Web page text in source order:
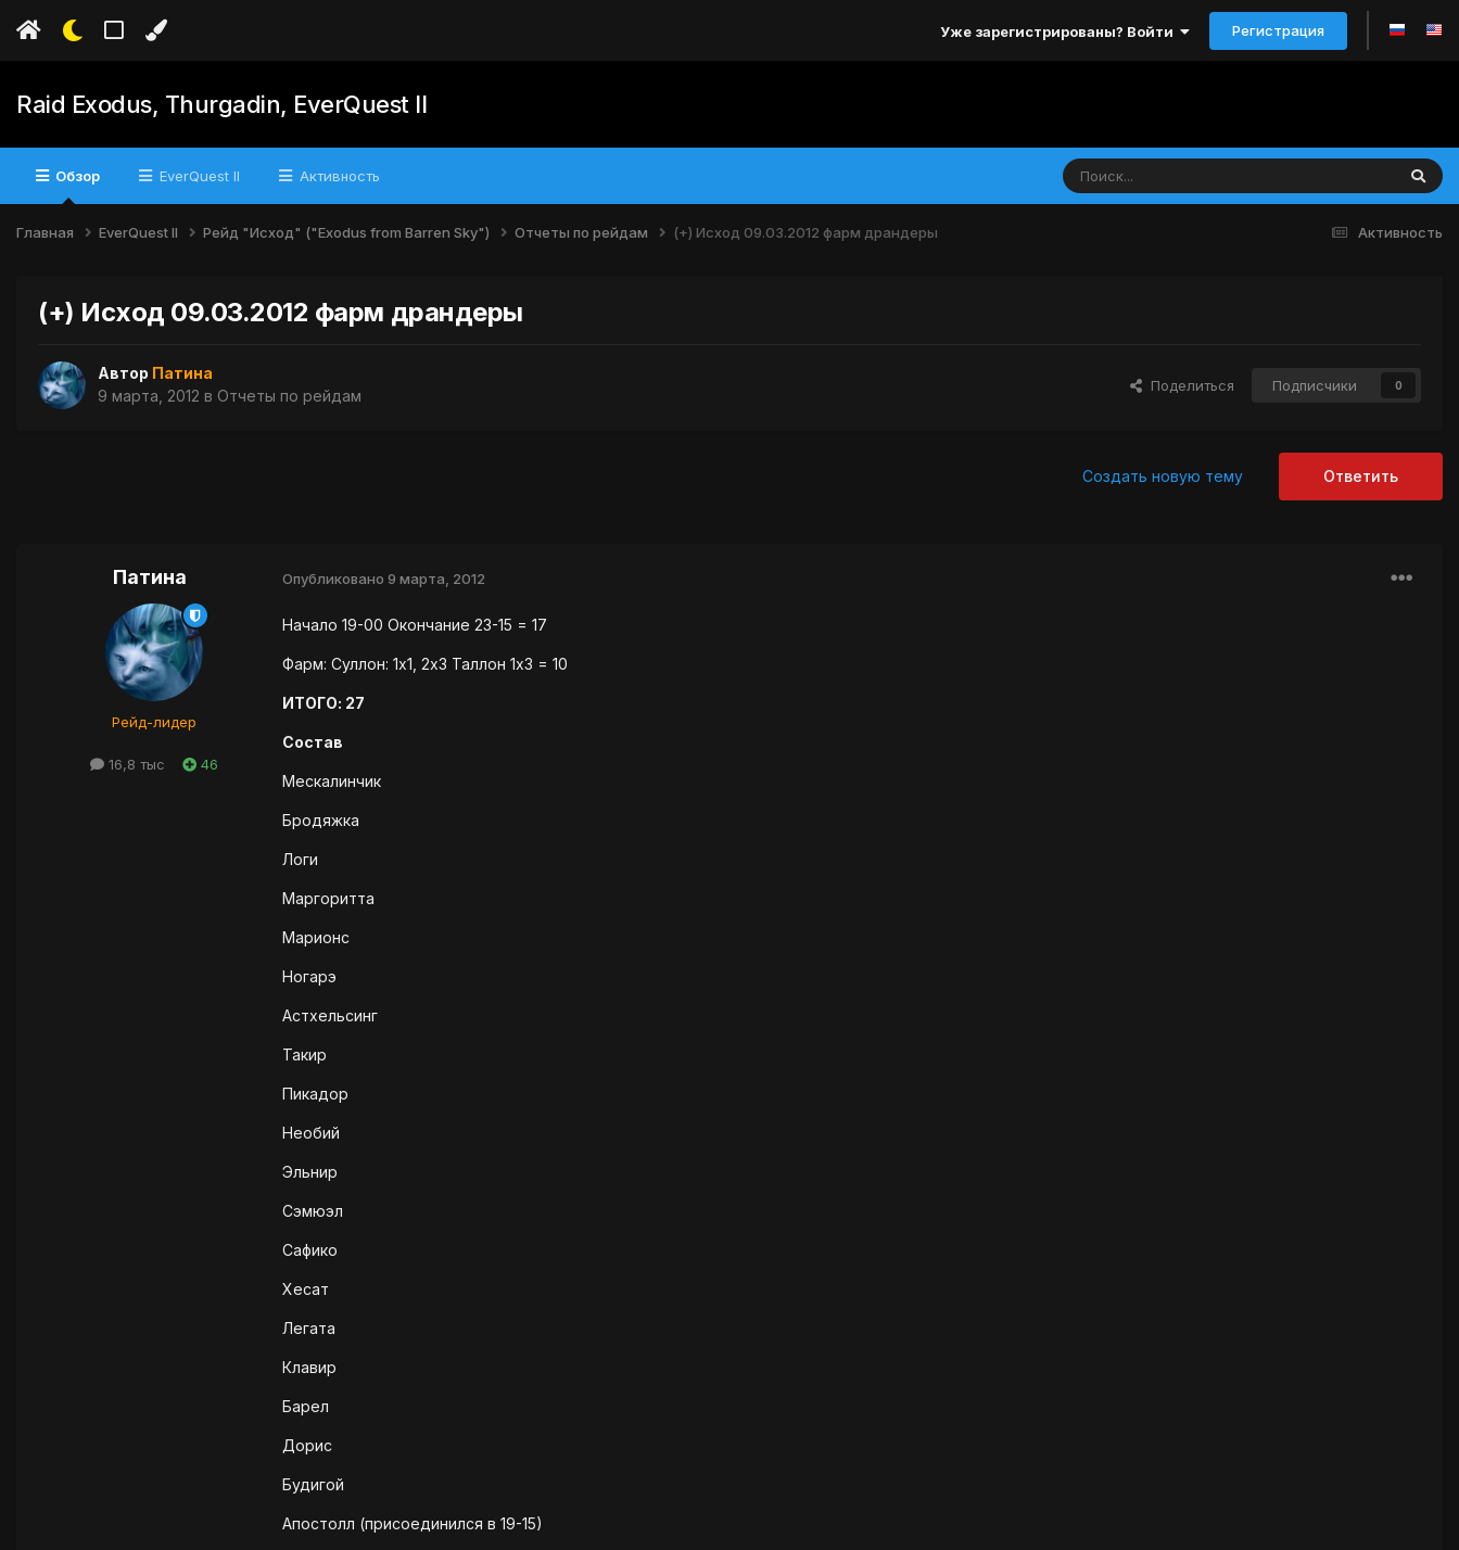
Уже зарегистрированы? Войти Регистрация
Raid Exodus, Thurgadin, EverQuest II
Обзор EverQuest II Активность
Активность
Главная EverQuest II Рейд "Исход" ("Exodus from Barren Sky") Отчеты по рейдам (+) Исход 09.03.2012 фарм драндеры
(+) Исход 09.03.2012 фарм драндеры
Автор Патина
9 марта, 2012 в Отчеты по рейдам
Поделиться Подписчики 0
Ответить
Создать новую тему
Патина
Рейд-лидер
16,8 тыс 46
Опубликовано 9 марта, 2012
Начало 19-00 Окончание 23-15 = 17
Фарм: Суллон: 1х1, 2х3 Таллон 1х3 = 10
ИТОГО: 27
Состав
Мескалинчик
Бродяжка
Логи
Маргоритта
Марионс
Ногарэ
Астхельсинг
Такир
Пикадор
Необий
Эльнир
Сэмюэл
Сафико
Хесат
Легата
Клавир
Барел
Дорис
Будигой
Апостолл (присоединился в 19-15)